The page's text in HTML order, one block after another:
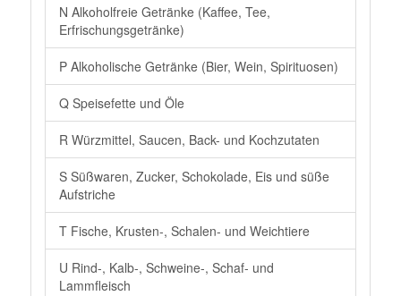
N Alkoholfreie Getränke (Kaffee, Tee,
Erfrischungsgetränke)
P Alkoholische Getränke (Bier, Wein, Spirituosen)
Q Speisefette und Öle
R Würzmittel, Saucen, Back- und Kochzutaten
S Süßwaren, Zucker, Schokolade, Eis und süße
Aufstriche
T Fische, Krusten-, Schalen- und Weichtiere
U Rind-, Kalb-, Schweine-, Schaf- und
Lammfleisch